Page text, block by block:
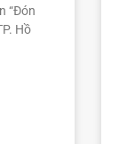
“Đón
Hồ